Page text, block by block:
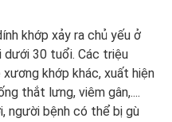
khớp xảy ra chủ yếu ở
dưới 30 tuổi. Các triệu
khớp khác, xuất hiện
thắt lưng, viêm gân,....
người bệnh có thể bị gù